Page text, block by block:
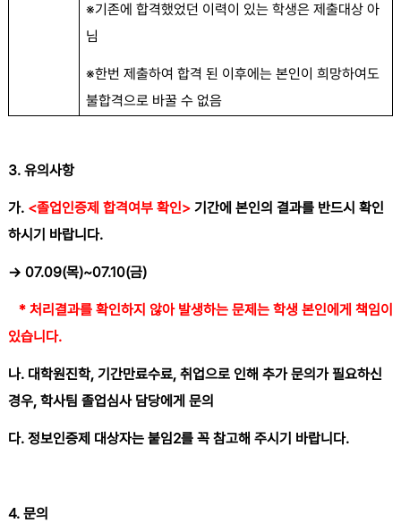
※기존에 합격했었던 이력이 있는 학생은 제출대상 아
님
※한번 제출하여 합격 된 이후에는 본인이 희망하여도
불합격으로 바꿀 수 없음
3. 유의사항
가. <졸업인증제 합격여부 확인> 기간에 본인의 결과를 반드시 확인
하시기 바랍니다.
→ 07.09(목)~07.10(금)
* 처리결과를 확인하지 않아 발생하는 문제는 학생 본인에게 책임이
있습니다.
나. 대학원진학, 기간만료수료, 취업으로 인해 추가 문의가 필요하신
경우, 학사팀 졸업심사 담당에게 문의
다. 정보인증제 대상자는 붙임2를 꼭 참고해 주시기 바랍니다.
4. 문의